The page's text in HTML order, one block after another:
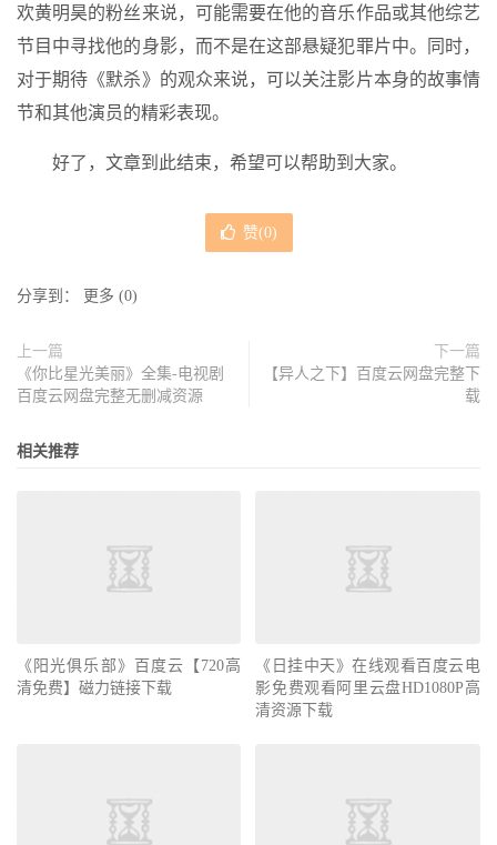
欢黄明昊的粉丝来说，可能需要在他的音乐作品或其他综艺
节目中寻找他的身影，而不是在这部悬疑犯罪片中。同时，
对于期待《默杀》的观众来说，可以关注影片本身的故事情
节和其他演员的精彩表现。
好了，文章到此结束，希望可以帮助到大家。
赞(0)
分享到： 更多 (0)
上一篇
《你比星光美丽》全集-电视剧
百度云网盘完整无删减资源
下一篇
【异人之下】百度云网盘完整下
载
相关推荐
《阳光俱乐部》百度云【720高
清免费】磁力链接下载
《日挂中天》在线观看百度云电
影免费观看阿里云盘HD1080P高
清资源下载